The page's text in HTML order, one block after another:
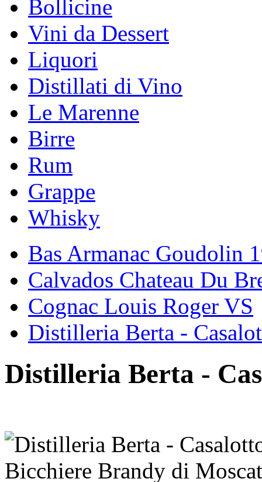
Bollicine
Vini da Dessert
Liquori
Distillati di Vino
Le Marenne
Birre
Rum
Grappe
Whisky
Bas Armanac Goudolin
Calvados Chateau Du
Cognac Louis Roger VS
Distilleria Berta -
Distilleria Berta -
Bicchiere Brandy di